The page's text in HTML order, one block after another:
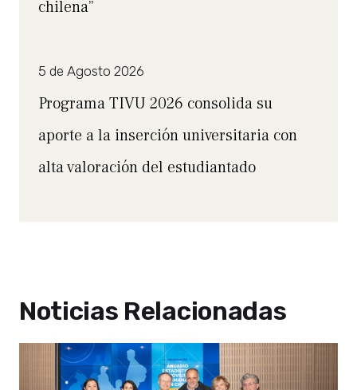
chilena”
5 de Agosto 2026
Programa TIVU 2026 consolida su
aporte a la inserción universitaria con
alta valoración del estudiantado
Noticias Relacionadas